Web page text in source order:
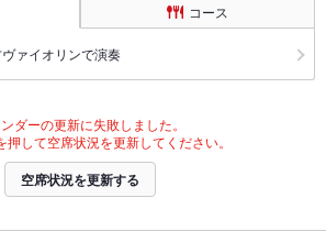
コース
ヴァイオリンで演奏
ダーの更新に失敗しました。
押して空席状況を更新してください。
空席状況を更新する